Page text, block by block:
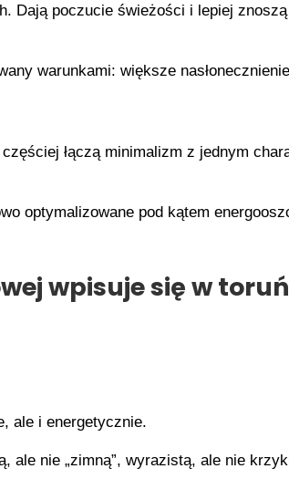
Dają poczucie świeżości i lepiej
warunkami: większe
łączą minimalizm z jednym
optymalizowane pod kątem
wpisuje się w
ale i energetycznie.
ale nie „zimną”, wyrazistą, ale nie